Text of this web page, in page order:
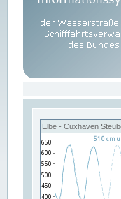
Elbe - Cuxhaven